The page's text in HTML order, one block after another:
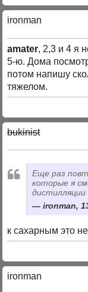
ironman
amater, 2,3 и 4 я
5-ю. Дома
потом напишу
тяжелом.
bukinist
Еще раз
которые я
дистилляции
ironman,
к сахарным это
ironman